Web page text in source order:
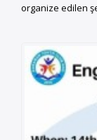
organize edilen